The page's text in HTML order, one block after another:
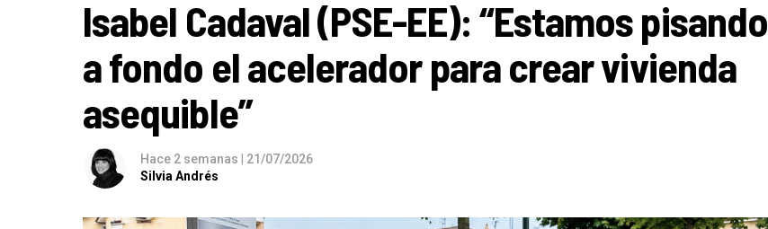
Isabel Cadaval (PSE-EE): “Estamos pisando
a fondo el acelerador para crear vivienda
asequible”
Hace 2 semanas | 21/07/2026
Silvia Andrés